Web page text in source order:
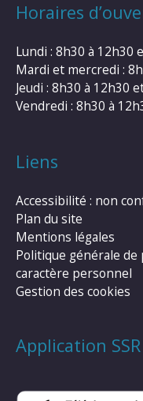
Horaires
Lundi : 8h30 à 12h30
Mardi et mercredi :
Jeudi : 8h30 à 12h30
Vendredi : 8h30 à
Liens
Accessibilité : non
Plan du site
Mentions légales
Politique générale
caractère personnel
Gestion des cookies
Application